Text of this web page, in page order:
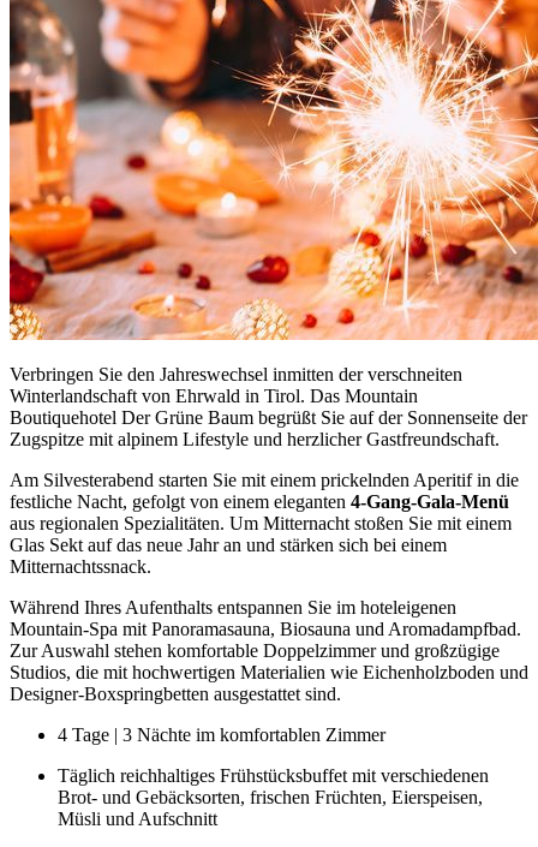
Verbringen Sie den Jahreswechsel inmitten der verschneiten
Winterlandschaft von Ehrwald in Tirol. Das Mountain
Boutiquehotel Der Grüne Baum begrüßt Sie auf der Sonnenseite der
Zugspitze mit alpinem Lifestyle und herzlicher Gastfreundschaft.
Am Silvesterabend starten Sie mit einem prickelnden Aperitif in die
festliche Nacht, gefolgt von einem eleganten 4-Gang-Gala-Menü
aus regionalen Spezialitäten. Um Mitternacht stoßen Sie mit einem
Glas Sekt auf das neue Jahr an und stärken sich bei einem
Mitternachtssnack.
Während Ihres Aufenthalts entspannen Sie im hoteleigenen
Mountain-Spa mit Panoramasauna, Biosauna und Aromadampfbad.
Zur Auswahl stehen komfortable Doppelzimmer und großzügige
Studios, die mit hochwertigen Materialien wie Eichenholzboden und
Designer-Boxspringbetten ausgestattet sind.
4 Tage | 3 Nächte im komfortablen Zimmer
Täglich reichhaltiges Frühstücksbuffet mit verschiedenen
Brot- und Gebäcksorten, frischen Früchten, Eierspeisen,
Müsli und Aufschnitt